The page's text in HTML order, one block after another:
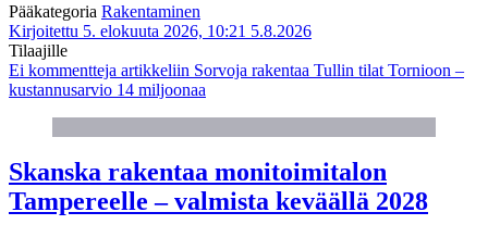
Pääkategoria Rakentaminen
Kirjoitettu 5. elokuuta 2026, 10:21 5.8.2026
Tilaajille
Ei kommentteja artikkeliin Sorvoja rakentaa Tullin tilat Tornioon –
kustannusarvio 14 miljoonaa
Skanska rakentaa monitoimitalon
Tampereelle – valmista keväällä 2028